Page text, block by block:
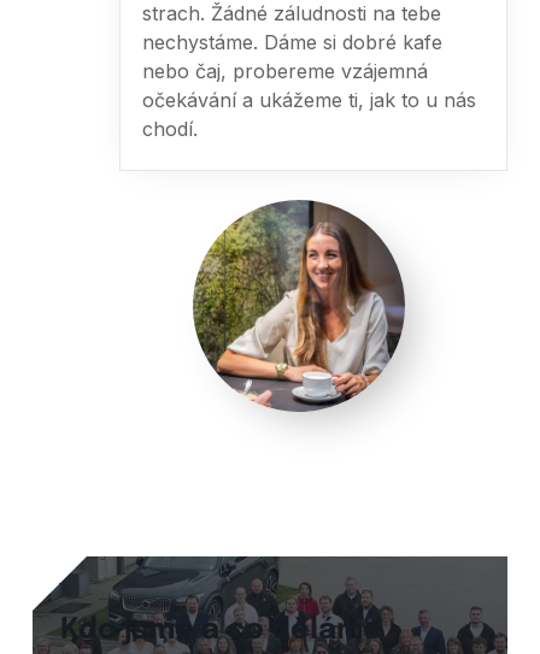
strach. Žádné záludnosti na tebe
nechystáme. Dáme si dobré kafe
nebo čaj, probereme vzájemná
očekávání a ukážeme ti, jak to u nás
chodí.
Kdo jsme a co děláme